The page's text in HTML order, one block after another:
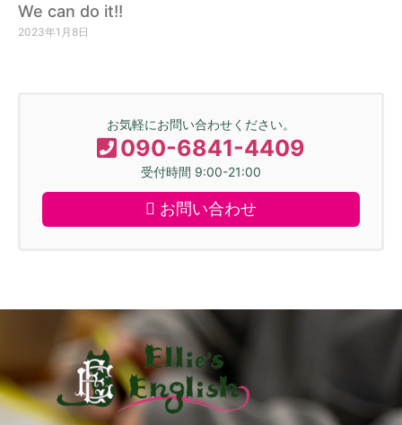
We can do it!!
2023年1月8日
お気軽にお問い合わせください。
090-6841-4409
受付時間 9:00-21:00
お問い合わせ